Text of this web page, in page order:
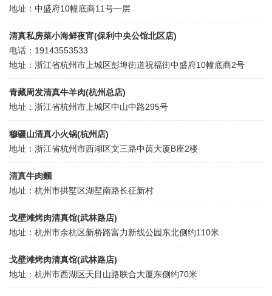
地址：中盛府10幢底商11号一层
清真私房菜小海鲜夜宵(保利中央公馆北区店)
电话：19143553533
地址：浙江省杭州市上城区彭埠街道祝福街中盛府10幢底商2号
青藏周发清真牛羊肉(杭州总店)
地址：浙江省杭州市上城区中山中路295号
穆疆山清真小火锅(杭州店)
地址：浙江省杭州市西湖区文三路中茵大厦B座2楼
清真牛肉麵
地址：杭州市拱墅区湖墅南路长征新村
戈壁滩烤肉清真馆(武林路店)
地址：杭州市余杭区新桥路富力新线公园东北侧约110米
戈壁滩烤肉清真馆(武林路店)
地址：杭州市西湖区天目山路联合大厦东侧约70米